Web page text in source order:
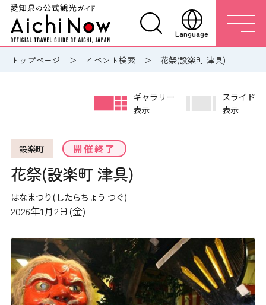
Language
トップページ イベント検索 花祭(設楽町 津具)
設楽町 開催終了
花祭(設楽町 津具)
はなまつり(したらちょう つぐ)
2026年1月2日(金)
ギャラリー
表示
スライド
表示